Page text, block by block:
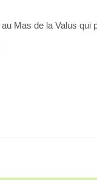
Mas de la Valus